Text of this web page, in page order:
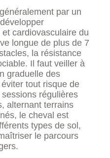
par un
et cardiovasculaire du
longue de plus de 7
la résistance
Il faut veiller à
graduelle des
tout risque de
régulières
alternant terrains
le cheval est
types de sol,
le parcours